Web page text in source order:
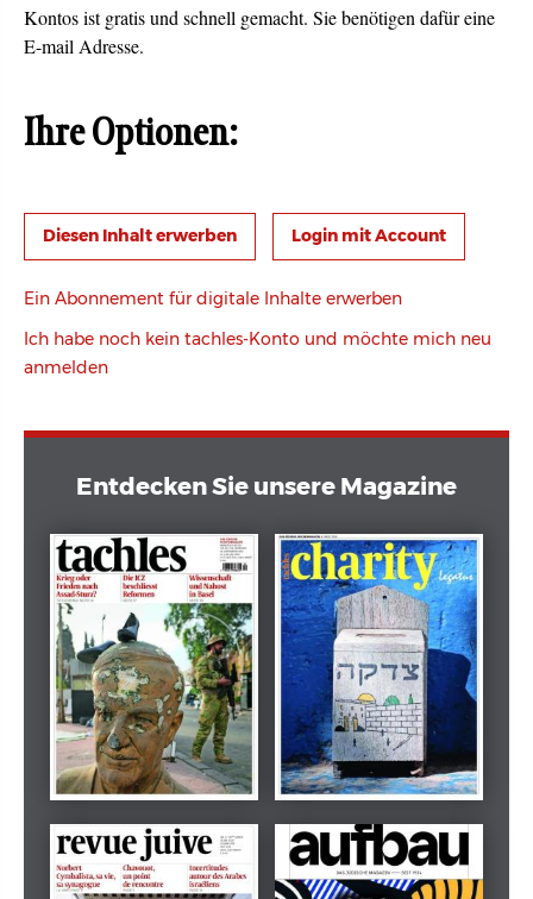
Kontos ist gratis und schnell gemacht. Sie benötigen dafür eine
E-mail Adresse.
Ihre Optionen:
Login mit Account
Ein Abonnement für digitale Inhalte erwerben
Ich habe noch kein tachles-Konto und möchte mich neu
anmelden
Entdecken Sie unsere Magazine
Dezember 2024
tachles
März 2026
Beilage